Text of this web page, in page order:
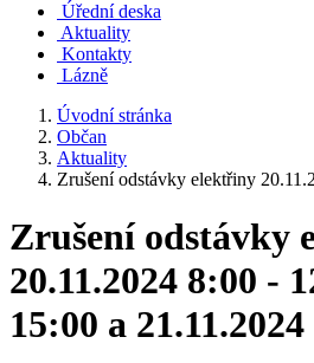
Úřední deska
Aktuality
Kontakty
Lázně
Úvodní stránka
Občan
Aktuality
Zrušení odstávky elektřiny
Zrušení odstávky
20.11.2024 8:00 -
15:00 a